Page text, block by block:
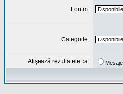
Forum:
Categorie:
Afişează rezultatele ca: Mesaje